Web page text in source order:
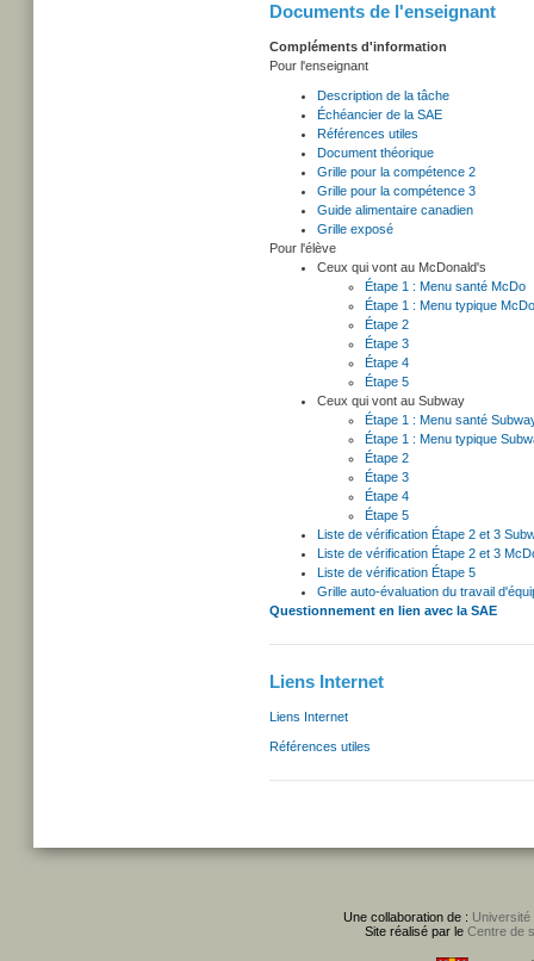
Documents de l'enseignant
Compléments d'information
Pour l'enseignant
Description de la tâche
Échéancier de la SAE
Références utiles
Document théorique
Grille pour la compétence 2
Grille pour la compétence 3
Guide alimentaire canadien
Grille exposé
Pour l'élève
Ceux qui vont au McDonald's
Étape 1 : Menu santé McDo
Étape 1 : Menu typique McDo
Étape 2
Étape 3
Étape 4
Étape 5
Ceux qui vont au Subway
Étape 1 : Menu santé
Étape 1 : Menu typique
Étape 2
Étape 3
Étape 4
Étape 5
Liste de vérification Étape 2 et 3
Liste de vérification Étape 2 et 3
Liste de vérification Étape 5
Grille auto-évaluation du travail
Questionnement en lien avec la SAE
Liens Internet
Liens Internet
Références utiles
Une collaboration de : Université
Site réalisé par le Centre de